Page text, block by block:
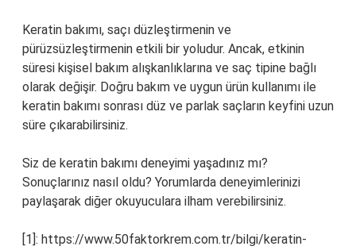
Keratin bakımı, saçı düzleştirmenin ve
pürüzsüzleştirmenin etkili bir yoludur. Ancak, etkinin
süresi kişisel bakım alışkanlıklarına ve saç tipine bağlı
olarak değişir. Doğru bakım ve uygun ürün kullanımı ile
keratin bakımı sonrası düz ve parlak saçların keyfini uzun
süre çıkarabilirsiniz.
Siz de keratin bakımı deneyimi yaşadınız mı?
Sonuçlarınız nasıl oldu? Yorumlarda deneyimlerinizi
paylaşarak diğer okuyuculara ilham verebilirsiniz.
[1]: https://www.50faktorkrem.com.tr/bilgi/keratin-